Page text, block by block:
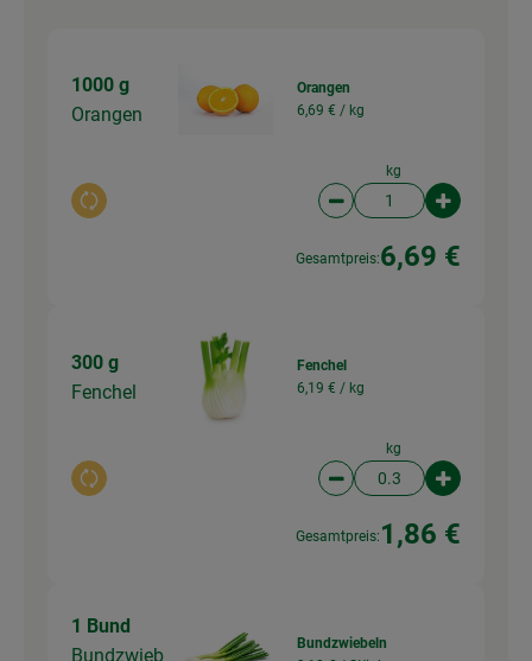
1000 g
Orangen
Auswahl ändern
Orangen
6,69 € / kg
kg
Artikelanzahl
Gesamtpreis:6,69 €
300 g
Fenchel
Auswahl ändern
Fenchel
6,19 € / kg
kg
Artikelanzahl
Gesamtpreis: 1,86 €
1 Bund
Bundzwieb
Bundzwiebeln